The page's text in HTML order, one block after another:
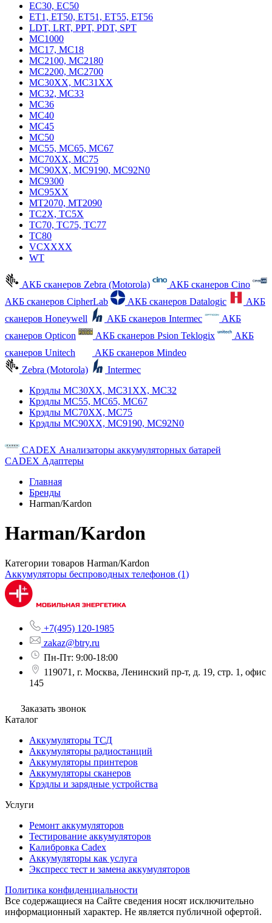
EC30, EC50
ET1, ET50, ET51, ET55, ET56
LDT, LRT, PPT, PDT, SPT
MC1000
MC17, MC18
MC2100, MC2180
MC2200, MC2700
MC30XX, MC31XX
MC32, MC33
MC36
MC40
MC45
MC50
MC55, MC65, MC67
MC70XX, MC75
MC90XX, MC9190, MC92N0
MC9300
MC95XX
MT2070, MT2090
TC2X, TC5X
TC70, TC75, TC77
TC80
VCXXXX
WT
АКБ сканеров Zebra (Motorola)
АКБ сканеров Cino
АКБ сканеров CipherLab
АКБ сканеров Datalogic
АКБ
сканеров Honeywell
АКБ сканеров Intermec
АКБ
сканеров Opticon
АКБ сканеров Psion Teklogix
АКБ
сканеров Unitech
АКБ сканеров Mindeo
Zebra (Motorola)
Intermec
Крэдлы MC30XX, MC31XX, MC32
Крэдлы MC55, MC65, MC67
Крэдлы MC70XX, MC75
Крэдлы MC90XX, MC9190, MC92N0
CADEX Анализаторы аккумуляторных батарей
CADEX Адаптеры
Главная
Бренды
Harman/Kardon
Harman/Kardon
Категории товаров Harman/Kardon
Аккумуляторы беспроводных телефонов (1)
+7(495) 120-1985
zakaz@btry.ru
Пн-Пт: 9:00-18:00
119071, г. Москва, Ленинский пр-т, д. 19, стр. 1, офис
145
Заказать звонок
Каталог
Аккумуляторы ТСД
Аккумуляторы радиостанций
Аккумуляторы принтеров
Аккумуляторы сканеров
Крэдлы и зарядные устройства
Услуги
Ремонт аккумуляторов
Тестирование аккумуляторов
Калибровка Cadex
Аккумуляторы как услуга
Экспресс тест и замена аккумуляторов
Политика конфиденциальности
Все содержащиеся на Сайте сведения носят исключительно
информационный характер. Не является публичной офертой.